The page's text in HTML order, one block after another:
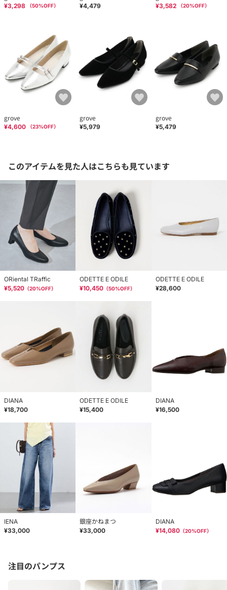
¥3,298 （50%OFF） ¥4,479 ¥3,582 （20%OFF）
grove
¥4,600 （23%OFF）
grove
¥5,979
grove
¥5,479